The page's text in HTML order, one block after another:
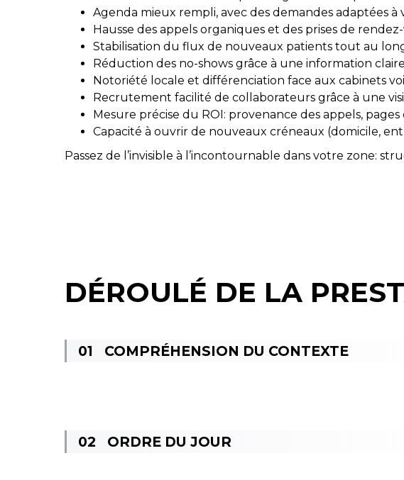
Agenda mieux rempli, avec des demandes adaptées à
Hausse des appels organiques et des prises de
Stabilisation du flux de nouveaux patients tout au
Réduction des no-shows grâce à une information
Notoriété locale et différenciation face aux cabinets
Recrutement facilité de collaborateurs grâce à une
Mesure précise du ROI: provenance des appels,
Capacité à ouvrir de nouveaux créneaux (domicile,
Passez de l’invisible à l’incontournable dans votre zone:
DÉROULÉ DE LA
COMPRÉHENSION DU CONTEXTE
ORDRE DU JOUR